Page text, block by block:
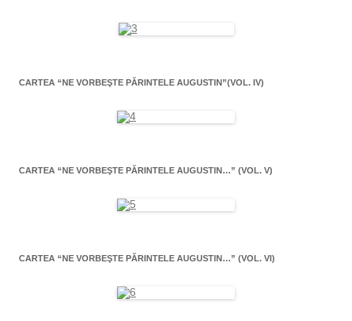
CARTEA “NE VORBEŞTE PĂRINTELE AUGUSTIN”(VOL. IV)
CARTEA “NE VORBEŞTE PĂRINTELE AUGUSTIN…” (VOL. V)
CARTEA “NE VORBEŞTE PĂRINTELE AUGUSTIN…” (VOL. VI)